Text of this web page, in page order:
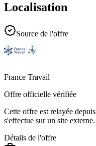
Localisation
Source de l'offre
France Travail
Offre officielle vérifiée
Cette offre est relayée depuis
s'effectue sur un site externe.
Détails de l'offre